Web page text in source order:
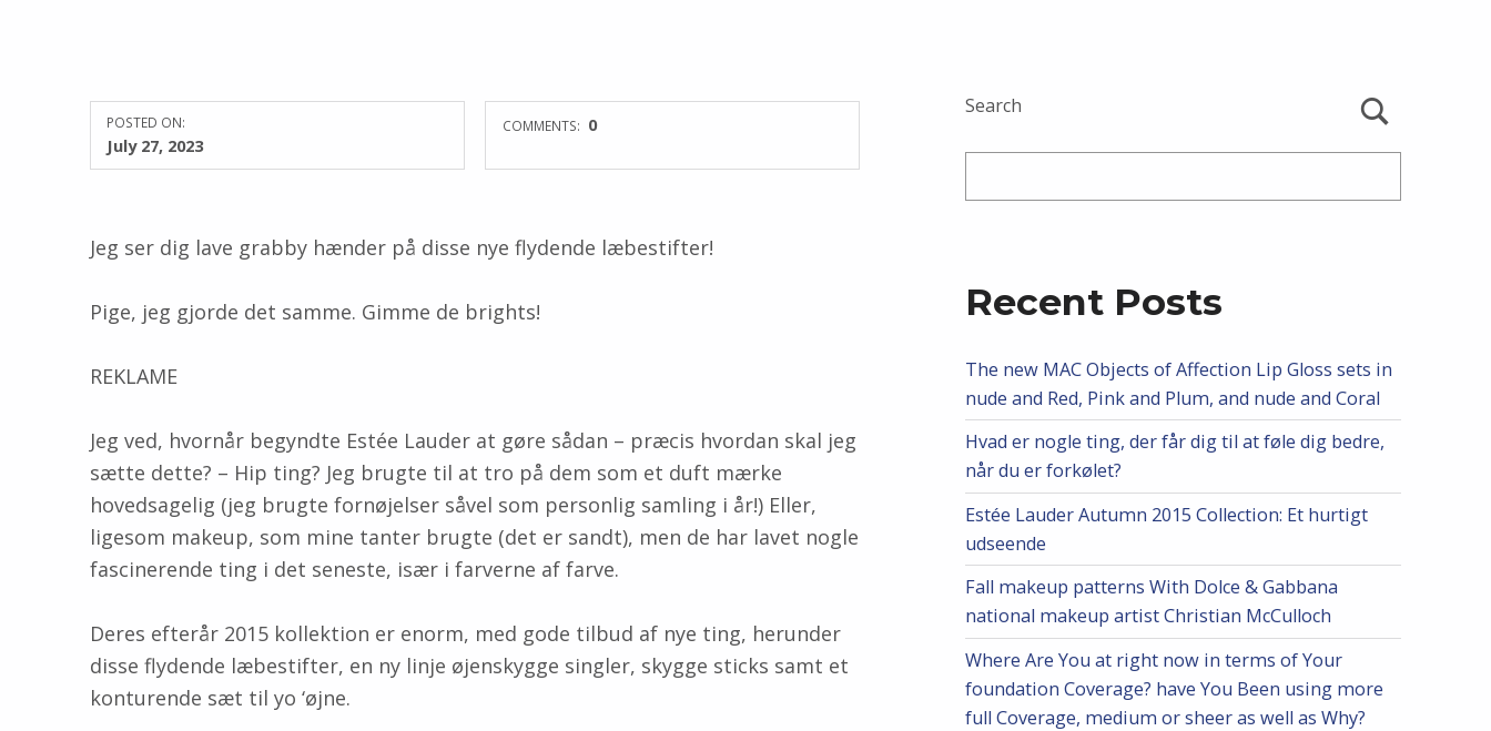
POSTED ON:
July 27, 2023
COMMENTS: 0
Jeg ser dig lave grabby hænder på disse nye flydende læbestifter!
Pige, jeg gjorde det samme. Gimme de brights!
REKLAME
Jeg ved, hvornår begyndte Estée Lauder at gøre sådan – præcis hvordan skal jeg
sætte dette? – Hip ting? Jeg brugte til at tro på dem som et duft mærke
hovedsagelig (jeg brugte fornøjelser såvel som personlig samling i år!) Eller,
ligesom makeup, som mine tanter brugte (det er sandt), men de har lavet nogle
fascinerende ting i det seneste, især i farverne af farve.
Deres efterår 2015 kollektion er enorm, med gode tilbud af nye ting, herunder
disse flydende læbestifter, en ny linje øjenskygge singler, skygge sticks samt et
konturende sæt til yo ‘øjne.
Search
Recent Posts
The new MAC Objects of Affection Lip Gloss sets in
nude and Red, Pink and Plum, and nude and Coral
Hvad er nogle ting, der får dig til at føle dig bedre,
når du er forkølet?
Estée Lauder Autumn 2015 Collection: Et hurtigt
udseende
Fall makeup patterns With Dolce & Gabbana
national makeup artist Christian McCulloch
Where Are You at right now in terms of Your
foundation Coverage? have You Been using more
full Coverage, medium or sheer as well as Why?